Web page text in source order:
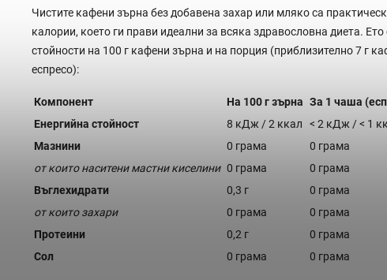
Чистите кафени зърна без добавена захар или мляко са
калории, което ги прави идеални за всяка здравословна диета. Ето
стойности на 100 г кафени зърна и на порция (приблизително 7 г
еспресо):
Компонент На 100 г зърна За 1 чаша
Енергийна стойност
8 кДж / 2 ккал
< 2 кДж / < 1
Мазнини
0 грама
0 грама
от които наситени мастни киселини 0 грама
0 грама
Въглехидрати
0,3 г
0 грама
от които захари
0 грама
0 грама
Протеини
0,2 г
0 грама
Сол
0 грама 0 грама